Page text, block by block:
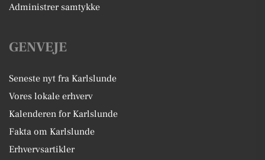
Administrer samtykke
GENVEJE
Seneste nyt fra Karlslunde
Vores lokale erhverv
Kalenderen for Karlslunde
Fakta om Karlslunde
Erhvervsartikler